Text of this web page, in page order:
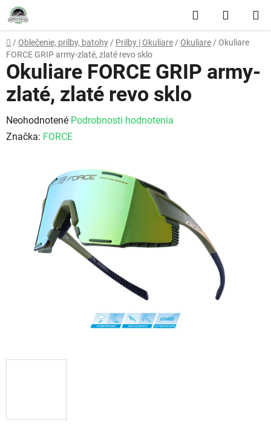
Prejsť na obsah Hľadať
Domov
/ Oblečenie, prilby, batohy / Prilby | Okuliare / Okuliare / Okuliare
FORCE GRIP army-zlaté, zlaté revo sklo
Okuliare FORCE GRIP army-
zlaté, zlaté revo sklo
Priemerné hodnotenie produktu je 0,0 z 5 hviezdičiek.
Neohodnotené Podrobnosti hodnotenia
Značka: FORCE